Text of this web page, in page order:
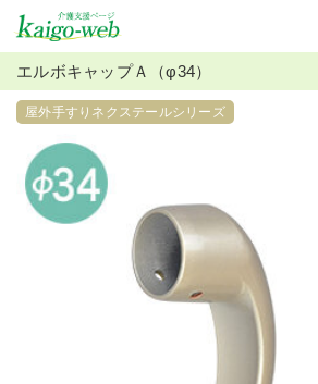
エルボキャップＡ（φ34）
屋外手すりネクステールシリーズ